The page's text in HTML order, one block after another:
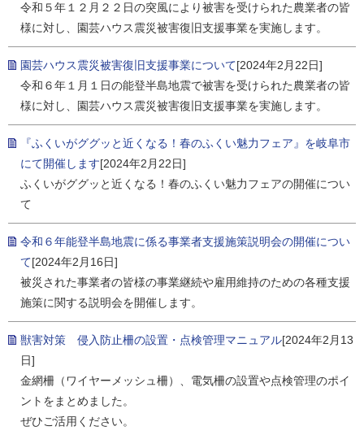
令和５年１２月２２日の突風により被害を受けられた農業者の皆
様に対し、園芸ハウス震災被害復旧支援事業を実施します。
園芸ハウス震災被害復旧支援事業について[2024年2月22日]
令和６年１月１日の能登半島地震で被害を受けられた農業者の皆
様に対し、園芸ハウス震災被害復旧支援事業を実施します。
『ふくいがググッと近くなる！春のふくい魅力フェア』を岐阜市
にて開催します[2024年2月22日]
ふくいがググッと近くなる！春のふくい魅力フェアの開催につい
て
令和６年能登半島地震に係る事業者支援施策説明会の開催につい
て[2024年2月16日]
被災された事業者の皆様の事業継続や雇用維持のための各種支援
施策に関する説明会を開催します。
獣害対策 侵入防止柵の設置・点検管理マニュアル[2024年2月13
日]
金網柵（ワイヤーメッシュ柵）、電気柵の設置や点検管理のポイ
ントをまとめました。
ぜひご活用ください。